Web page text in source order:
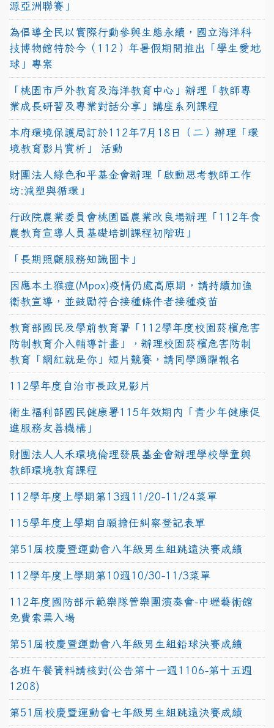
源亞洲聯賽」
為倡導全民以實際行動參與生態永續，國立海洋科
技博物館特於今（112）年暑假期間推出「學生愛地
球」專案
「桃園市戶外教育及海洋教育中心」辦理「教師專
業成長研習及專業對話分享」講座系列課程
本府環境保護局訂於112年7月18日（二）辦理「環
境教育影片賞析」 活動
財團法人綠色和平基金會辦理「啟動思考教師工作
坊:減塑與循環」
行政院農業委員會桃園區農業改良場辦理「112年食
農教育宣導人員基礎培訓課程初階班」
「長期照顧服務知識圖卡」
因應本土猴痘(Mpox)疫情仍處高原期，請持續加強
衛教宣導，並鼓勵符合接種條件者接種疫苗
教育部國民及學前教育署「112學年度校園菸檳危害
防制教育介入輔導計畫」，辦理校園菸檳危害防制
教育「網紅就是你」短片競賽，請同學踴躍報名
112學年度自治市長政見影片
衛生福利部國民健康署115年效期內「青少年健康促
進服務友善機構」
財團法人人禾環境倫理發展基金會辦理學校學童與
教師環境教育課程
112學年度上學期第13週11/20-11/24菜單
115學年度上學期自願擔任糾察登記表單
第51屆校慶暨運動會八年級男生組跳遠決賽成績
112學年度上學期第10週10/30-11/3菜單
112年度國防部示範樂隊管樂團演奏會-中壢藝術館
免費索票入場
第51屆校慶暨運動會八年級男生組鉛球決賽成績
各班午餐資料請核對(公告第十一週1106-第十五週
1208)
第51屆校慶暨運動會七年級男生組跳遠決賽成績